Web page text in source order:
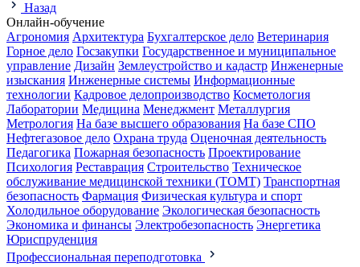
Назад
Онлайн-обучение
Агрономия Архитектура Бухгалтерское дело Ветеринария
Горное дело Госзакупки Государственное и муниципальное
управление Дизайн Землеустройство и кадастр Инженерные
изыскания Инженерные системы Информационные
технологии Кадровое делопроизводство Косметология
Лаборатории Медицина Менеджмент Металлургия
Метрология На базе высшего образования На базе СПО
Нефтегазовое дело Охрана труда Оценочная деятельность
Педагогика Пожарная безопасность Проектирование
Психология Реставрация Строительство Техническое
обслуживание медицинской техники (ТОМТ) Транспортная
безопасность Фармация Физическая культура и спорт
Холодильное оборудование Экологическая безопасность
Экономика и финансы Электробезопасность Энергетика
Юриспруденция
Профессиональная переподготовка